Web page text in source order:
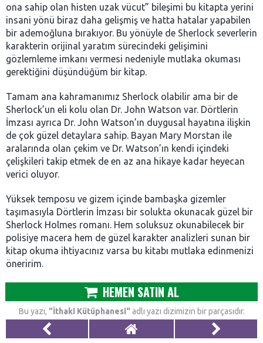
ona sahip olan histen uzak vücut” bileşimi bu kitapta yerini
insani yönü biraz daha gelişmiş ve hatta hatalar yapabilen
bir ademoğluna bırakıyor. Bu yönüyle de Sherlock severlerin
karakterin orijinal yaratım sürecindeki gelişimini
gözlemleme imkanı vermesi nedeniyle mutlaka okuması
gerektiğini düşündüğüm bir kitap.
Tamam ana kahramanımız Sherlock olabilir ama bir de
Sherlock’un eli kolu olan Dr. John Watson var. Dörtlerin
İmzası ayrıca Dr. John Watson’ın duygusal hayatına ilişkin
de çok güzel detaylara sahip. Bayan Mary Morstan ile
aralarında olan çekim ve Dr. Watson’ın kendi içindeki
çelişkileri takip etmek de en az ana hikaye kadar heyecan
verici oluyor.
Yüksek temposu ve gizem içinde bambaşka gizemler
taşımasıyla Dörtlerin İmzası bir solukta okunacak güzel bir
Sherlock Holmes romanı. Hem soluksuz okunabilecek bir
polisiye macera hem de güzel karakter analizleri sunan bir
kitap okuma ihtiyacınız varsa bu kitabı mutlaka edinmenizi
öneririm.
HEMEN SATIN AL
Bu yazı, "İthaki Kütüphanesi" adlı yazı dizimizin bir parçasıdır.